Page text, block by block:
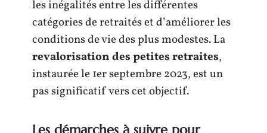
les inégalités entre les différentes
catégories de retraités et d’améliorer les
conditions de vie des plus modestes. La
revalorisation des petites retraites,
instaurée le 1er septembre 2023, est un
pas significatif vers cet objectif.
Les démarches à suivre pour